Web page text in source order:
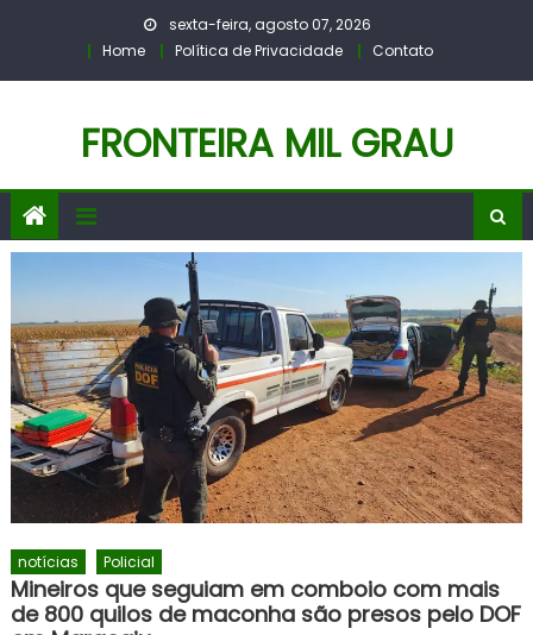
sexta-feira, agosto 07, 2026
Home
Política de Privacidade Contato
FRONTEIRA MIL GRAU
notícias Policial
Mineiros que seguiam em comboio com mais
de 800 quilos de maconha são presos pelo DOF